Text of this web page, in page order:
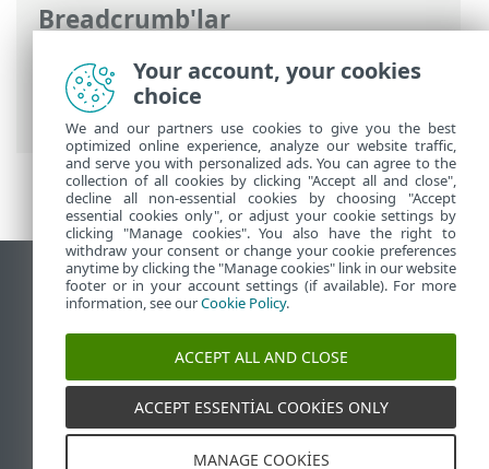
Breadcrumb'lar
ESET Online Yardım>ESET Server
Security >Komut için argüman olarak
ESET Server Security
Masaüstü sitesini görüntüle
End of Life
ESET Bilgi Bankası
ESET Status Portal
Bölgesel destek
Your account, your cookies
choice
We and our partners use cookies to give you the best
optimized online experience, analyze our website traffic,
and serve you with personalized ads. You can agree to the
collection of all cookies by clicking "Accept all and close",
decline all non-essential cookies by choosing "Accept
essential cookies only", or adjust your cookie settings by
clicking "Manage cookies". You also have the right to
withdraw your consent or change your cookie preferences
anytime by clicking the "Manage cookies" link in our website
footer or in your account settings (if available). For more
information, see ourCookie Policy.
ACCEPT ALL AND CLOSE
ACCEPT ESSENTIAL COOKIES ONLY
MANAGE COOKIES